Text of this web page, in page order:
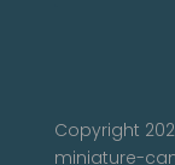
Copyright
miniature-